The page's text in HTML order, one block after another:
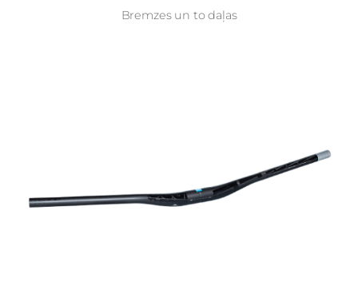
Bremzes un to daļas